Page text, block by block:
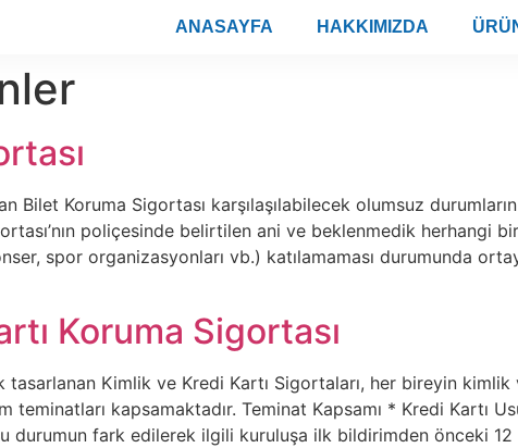
ANASAYFA HAKKIMIZDA
Bilet Koruma Sigortası karşılaşılabilecek olumsuz
poliçesinde belirtilen ani ve beklenmedik herhangi
spor organizasyonları vb.) katılamaması durumunda
Koruma Sigortası
Kimlik ve Kredi Kartı Sigortaları, her bireyin
kapsamaktadır. Teminat Kapsamı * Kredi Kartı
durumun fark edilerek ilgili kuruluşa ilk bildirimden önceki